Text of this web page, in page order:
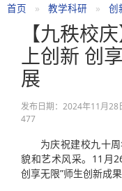
首页 教学科研 创
【九秩校
上创新 创
展
发布日期：2024年11月28
477
为庆祝建校九十
貌和艺术风采。11月
创享无限”师生创新成